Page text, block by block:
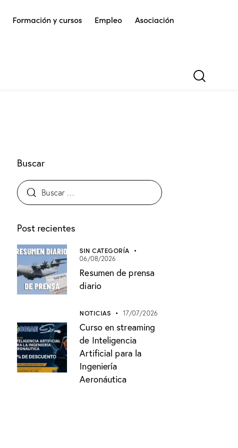
Formación y cursos Empleo Asociación
Buscar
Post recientes
SIN CATEGORÍA
06/08/2026
Resumen de prensa
diario
NOTICIAS 17/07/2026
Curso en streaming
de Inteligencia
Artificial para la
Ingeniería
Aeronáutica